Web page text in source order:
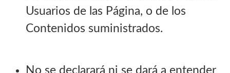
Usuarios de las Página, o de los
Contenidos suministrados.
No se declarará ni se dará a entender